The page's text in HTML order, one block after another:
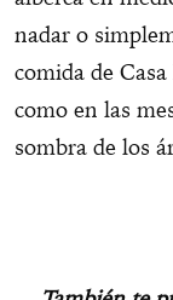
nadar o
comida de
como en las
sombra de los